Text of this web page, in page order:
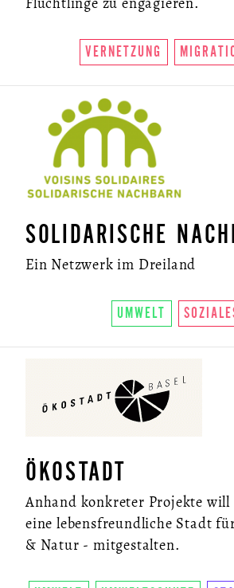
VERNETZUNG
SOLIDARISCHE
Ein Netzwerk im Dreiland
UMWELT
ÖKOSTADT
Anhand konkreter Projekte will
eine lebensfreundliche Stadt
& Natur - mitgestalten.